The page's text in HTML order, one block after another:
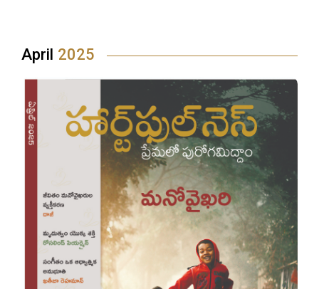
April 2025